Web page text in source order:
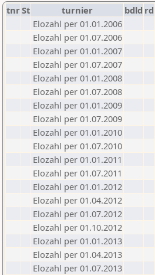
tnrSt turnier bdld rd
Elozahl per 01.01.2006
Elozahl per 01.07.2006
Elozahl per 01.01.2007
Elozahl per 01.07.2007
Elozahl per 01.01.2008
Elozahl per 01.07.2008
Elozahl per 01.01.2009
Elozahl per 01.07.2009
Elozahl per 01.01.2010
Elozahl per 01.07.2010
Elozahl per 01.01.2011
Elozahl per 01.07.2011
Elozahl per 01.01.2012
Elozahl per 01.04.2012
Elozahl per 01.07.2012
Elozahl per 01.10.2012
Elozahl per 01.01.2013
Elozahl per 01.04.2013
Elozahl per 01.07.2013